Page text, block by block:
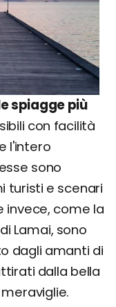
spiagge più
con facilità
l'intero
sono
turisti e scenari
invece, come la
Lamai, sono
dagli amanti di
dalla bella